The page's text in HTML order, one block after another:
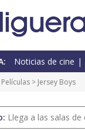
Noticias de cine
Películas > Jersey Boys
Llega a las salas